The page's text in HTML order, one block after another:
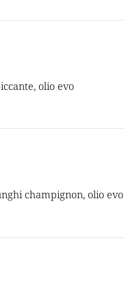
olio evo
champignon, olio evo